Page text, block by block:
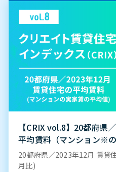
【CRIX vol.8】20都府県
平均賃料（マンション※の
20都府県／2023年12月 賃貸
月比)